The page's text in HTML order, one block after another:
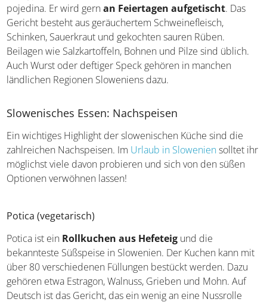
Der typische Bauernschmaus in Slowenien heißt Kmečka
pojedina. Er wird gernan Feiertagen aufgetischt
Gericht besteht aus geräuchertem Schweinefleisch,
Schinken, Sauerkraut und gekochten sauren Rüben.
Beilagen wie Salzkartoffeln, Bohnen und Pilze sind üblich.
Auch Wurst oder deftiger Speck gehören in manchen
Ein wichtiges Highlight der slowenischen Küche sind die
zahlreichen Nachspeisen. ImUrlaub in Sloweniensolltet
ihr möglichst viele davon probieren und sich von den
Potica ist einRollkuchen aus Hefeteigund die
bekannteste Süßspeise in Slowenien. Der Kuchen kann
mit über 80 verschiedenen Füllungen bestückt werden.
Dazu gehören etwa Estragon, Walnuss, Grieben und